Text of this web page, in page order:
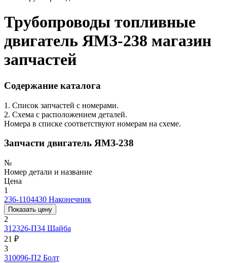
Трубопроводы топливные
двигатель ЯМЗ-238 магазин
запчастей
Содержание каталога
1. Список запчастей с номерами.
2. Схема с расположением деталей.
Номера в списке соответствуют номерам на схеме.
Запчасти двигатель ЯМЗ-238
№
Номер детали и название
Цена
1
236-1104430 Наконечник
Показать цену
2
312326-П34 Шайба
21 ₽
3
310096-П2 Болт